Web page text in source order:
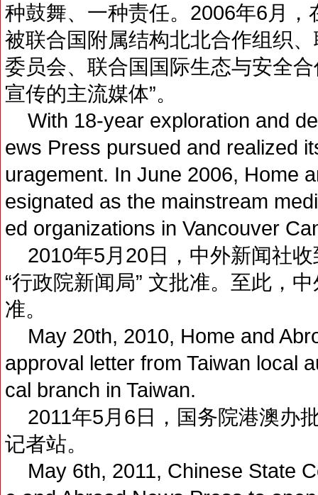
种鼓舞、一种责任。2006年6月
被联合国附属结构北北合作组织
委员会、联合国国际生态与安全
宣传的主流媒体”。
With 18-year exploration and
ews Press pursued and realized
uragement. In June 2006, Home
esignated as the mainstream
ed organizations in Vancouver
2010年5月20日，中外新闻社
“行政院新闻局” 文批准。至此，
准。
May 20th, 2010, Home and
approval letter from Taiwan local
cal branch in Taiwan.
2011年5月6日，国务院港澳办
记者站。
May 6th, 2011, Chinese State